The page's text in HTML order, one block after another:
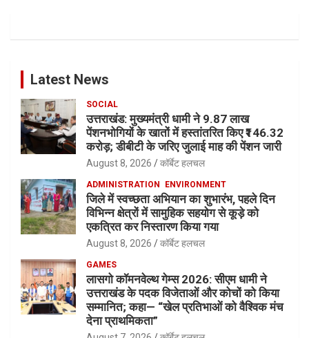
Latest News
SOCIAL
उत्तराखंड: मुख्यमंत्री धामी ने 9.87 लाख
पेंशनभोगियों के खातों में हस्तांतरित किए ₹146.32
करोड़; डीबीटी के जरिए जुलाई माह की पेंशन जारी
August 8, 2026 कॉर्बेट हलचल
ADMINISTRATION ENVIRONMENT
जिले में स्वच्छता अभियान का शुभारंभ, पहले दिन
विभिन्न क्षेत्रों में सामुहिक सहयोग से कूड़े को
एकत्रित कर निस्तारण किया गया
August 8, 2026 कॉर्बेट हलचल
GAMES
लासगो कॉमनवेल्थ गेम्स 2026: सीएम धामी ने
उत्तराखंड के पदक विजेताओं और कोचों को किया
सम्मानित; कहा— “खेल प्रतिभाओं को वैश्विक मंच
देना प्राथमिकता”